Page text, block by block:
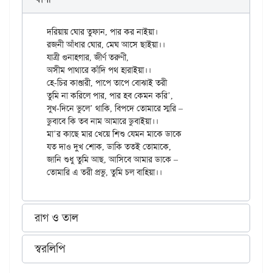
দরিয়ায় ঘোর তুফান, পার কর নাইয়া।
রজনী আঁধার ঘোর, মেঘ আসে ছাইয়া।।
যাত্রী গুনাহ্গার, জীর্ণ তরুণী,
অসীম পাথারে কাঁদি পথ হারাইয়া।।
হে-চির কাণ্ডারী, পাপে তাপে বোঝাই তরী
তুমি না করিলে পার, পার হব কেমন করি’,
সুখ-দিনে ভুলে’ থাকি, বিপদে তোমারে স্মরি –
ডুবাবে কি তব নাম আমারে ডুবাইয়া।।
মা’র কাছে মার খেয়ে শিশু যেমন মাকে ডাকে
যত দাও দুখ শোক, ডাকি ততই তোমাকে,
জানি শুধু তুমি আছ, আসিবে আমার ডাকে –
রাগ ও তাল
স্বরলিপি